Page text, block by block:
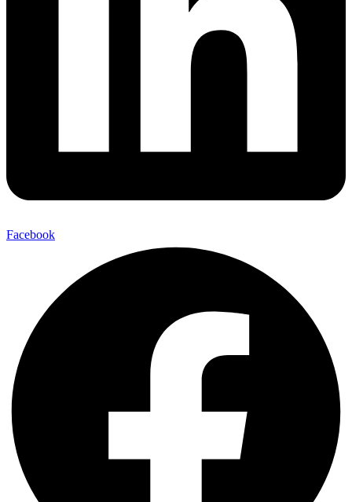
Facebook